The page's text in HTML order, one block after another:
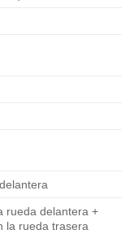
rueda delantera +
la rueda trasera